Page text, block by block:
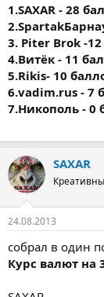
1.SAXAR - 28
3. Piter Brok -
4.Витёк - 11
5.Rikis- 10
6.vadim.rus - 7
7.Никополь - 0
SAXAR
24.08.2013
собрал в один
Курс валют на